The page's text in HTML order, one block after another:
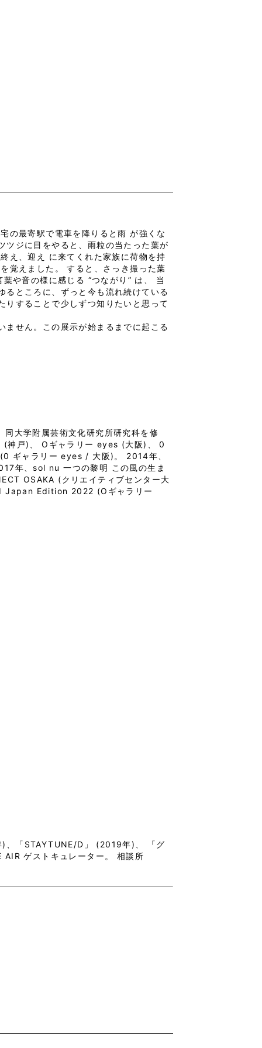
の最寄駅で電車を降りると雨 が強くな
ツジに目をやると、雨粒の当たった葉が
え、迎え に来てくれた家族に荷物を持
覚えました。 すると、さっき撮った葉
や音の様に感じる “つながり” は、 当
るところに、ずっと今も流れ続けている
りすることで少しずつ知りたいと思って
ません。この展示が始まるまでに起こる
大学附属芸術文化研究所研究科を修
(神戸)、 Oギャラリー eyes (大阪)、 0
ギャラリー eyes / 大阪)。 2014年、
年、sol nu 一つの黎明 この風の生ま
OSAKA (クリエイティブセンター大
Japan Edition 2022 (Oギャラリー
、「STAYTUNE/D」 (2019年)、 「グ
ゲストキュレーター。 相談所